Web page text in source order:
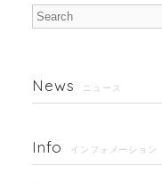
News ニュース
Info インフォメーション